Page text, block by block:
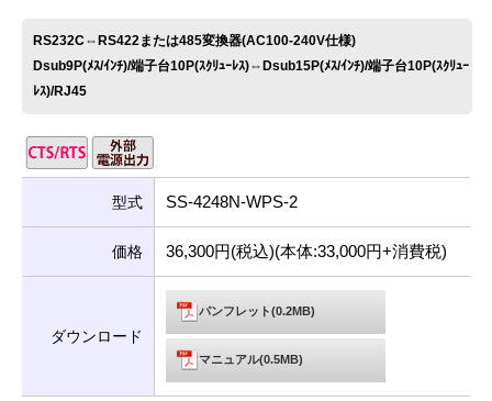
RS232C⇔RS422または485変換器(AC100-240V仕様)
Dsub9P(ﾒｽ/ｲﾝﾁ)/端子台10P(ｽｸﾘｭｰﾚｽ)⇔Dsub15P(ﾒｽ/ｲﾝﾁ)/端子台10P(ｽｸﾘｭｰ
ﾚｽ)/RJ45
型式 SS-4248N-WPS-2
価格 36,300円(税込)(本体:33,000円+消費税)
ダウンロード
パンフレット(0.2MB)
マニュアル(0.5MB)